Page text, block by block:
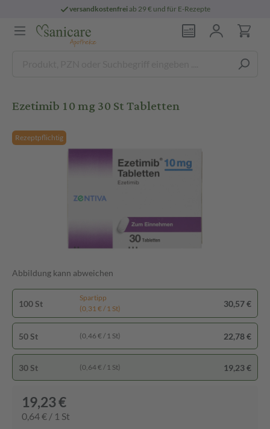
versandkostenfreiab 29 € und für E-Rezepte
Ezetimib 10 mg 30 St Tabletten
Rezeptpflichtig
Abbildung kann abweichen
100 St
Spartipp
(0,31 € / 1 St)
30,57 €
50 St (0,46 € / 1 St) 22,78 €
30 St (0,64 € / 1 St) 19,23 €
19,23 €
0,64 € / 1 St